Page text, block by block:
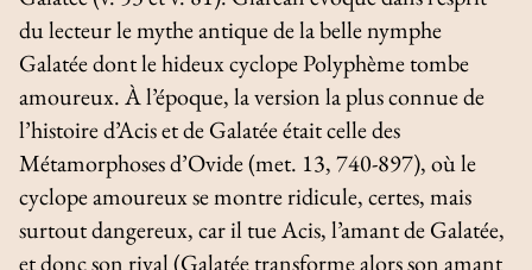
du lecteur le mythe antique de la belle nymphe
Galatée dont le hideux cyclope Polyphème tombe
amoureux. À l’époque, la version la plus connue de
l’histoire d’Acis et de Galatée était celle des
Métamorphosesd’Ovide (met. 13, 740-897), où le
cyclope amoureux se montre ridicule, certes, mais
surtout dangereux, car il tue Acis, l’amant de Galatée,
et donc son rival (Galatée transforme alors son amant